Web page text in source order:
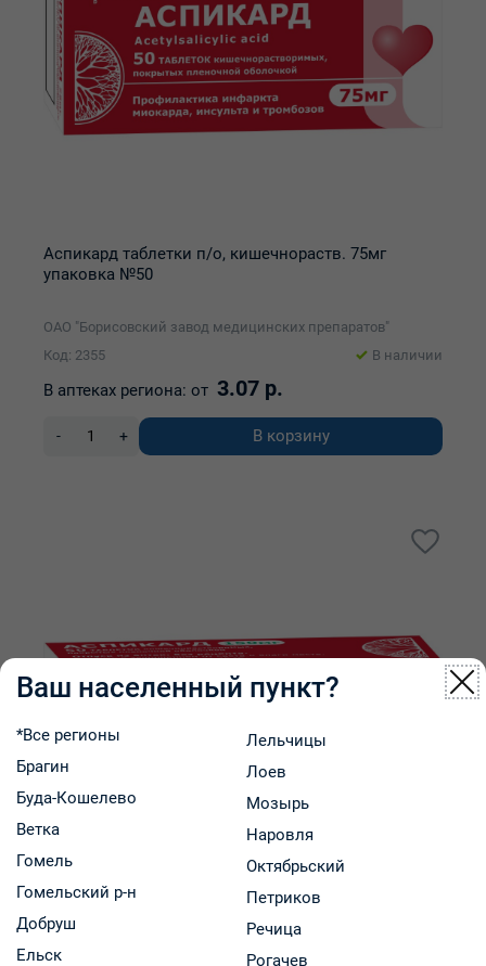
Аспикард таблетки п/о, кишечнораств. 75мг
упаковка №50
ОАО "Борисовский завод медицинских препаратов"
Код: 2355
В наличии
В аптеках региона: от 3.07 р.
- + В корзину
Аспикард таблетки п/о, кишечнораств. 150мг
Ваш населенный пункт?
*Все регионы
Брагин
Буда-Кошелево
Ветка
Гомель
Гомельский р-н
Добруш
Ельск
Лельчицы
Лоев
Мозырь
Наровля
Октябрьский
Петриков
Речица
Рогачев